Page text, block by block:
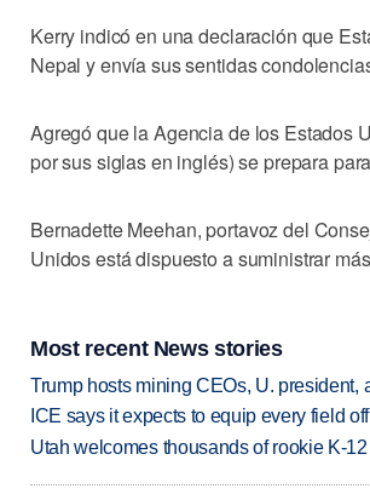
Kerry indicó en una declaración que
Nepal y envía sus sentidas
Agregó que la Agencia de los Estados
por sus siglas en inglés) se prepara
Bernadette Meehan, portavoz del
Unidos está dispuesto a suministrar
Most recent News stories
Trump hosts mining CEOs, U. president,
ICE says it expects to equip every field
Utah welcomes thousands of rookie K-